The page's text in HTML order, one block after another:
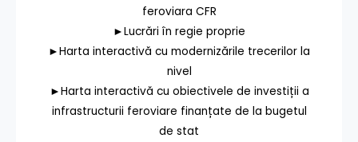
feroviara CFR
►Lucrări în regie proprie
►Harta interactivă cu modernizările trecerilor la
nivel
►Harta interactivă cu obiectivele de investiții a
infrastructurii feroviare finanțate de la bugetul
de stat